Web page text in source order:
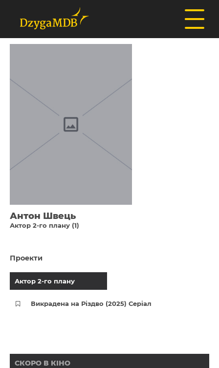
Антон Швець
Актор 2-го плану (1)
Проекти
Актор 2-го плану
Викрадена на Різдво (2025) Серіал
СКОРО В КІНО